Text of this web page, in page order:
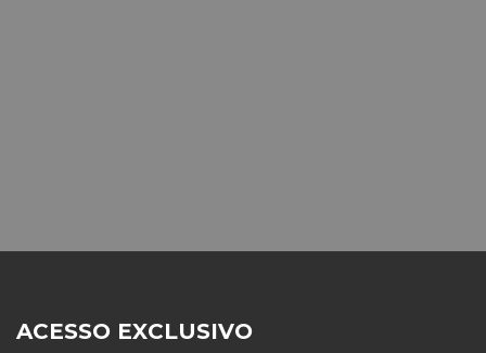
ACESSO EXCLUSIVO